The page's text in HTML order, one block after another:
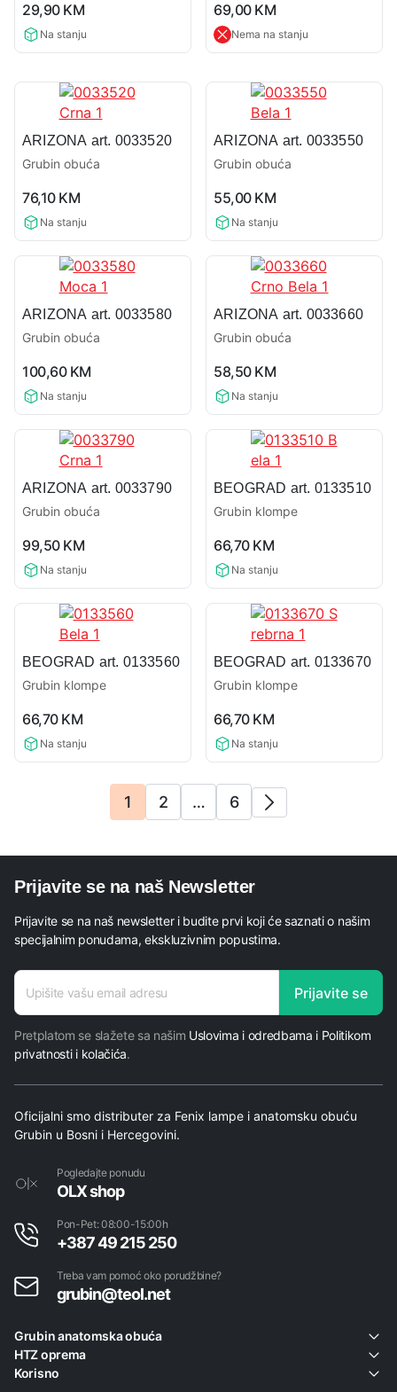
rating
29,90 KM
Na stanju
rating
69,00 KM
Nema na stanju
ARIZONA art. 0033520
Grubin obuća
rating
76,10 KM
Na stanju
ARIZONA art. 0033550
Grubin obuća
rating
55,00 KM
Na stanju
ARIZONA art. 0033580
Grubin obuća
rating
100,60 KM
Na stanju
ARIZONA art. 0033660
Grubin obuća
rating
58,50 KM
Na stanju
ARIZONA art. 0033790
Grubin obuća
rating
99,50 KM
Na stanju
BEOGRAD art. 0133510
Grubin klompe
rating
66,70 KM
Na stanju
BEOGRAD art. 0133560
Grubin klompe
rating
66,70 KM
Na stanju
BEOGRAD art. 0133670
Grubin klompe
rating
66,70 KM
Na stanju
1 2 … 6
Prijavite se na naš Newsletter
Prijavite se na naš newsletter i budite prvi koji će saznati o našim
specijalnim ponudama, ekskluzivnim popustima.
adresa
E-mail
Prijavite se
Pretplatom se slažete sa našim Uslovima i odredbama i Politikom
privatnosti i kolačića.
Oficijalni smo distributer za Fenix lampe i anatomsku obuću
Grubin u Bosni i Hercegovini.
Pogledajte ponudu
OLX shop
Pon-Pet: 08:00-15:00h
+387 49 215 250
Treba vam pomoć oko porudžbine?
grubin@teol.net
Grubin anatomska obuća
HTZ oprema
Korisno